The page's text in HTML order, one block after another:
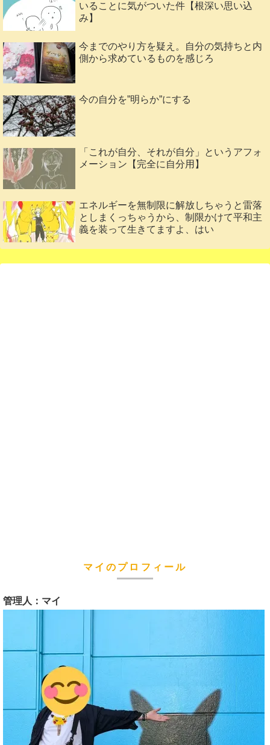
いることに気がついた件【根深い思い込
み】
今までのやり方を疑え。自分の気持ちと内
側から求めているものを感じろ
今の自分を”明らか”にする
「これが自分、それが自分」というアフォ
メーション【完全に自分用】
エネルギーを無制限に解放しちゃうと雷落
としまくっちゃうから、制限かけて平和主
義を装って生きてますよ、はい
マイのプロフィール
管理人：マイ